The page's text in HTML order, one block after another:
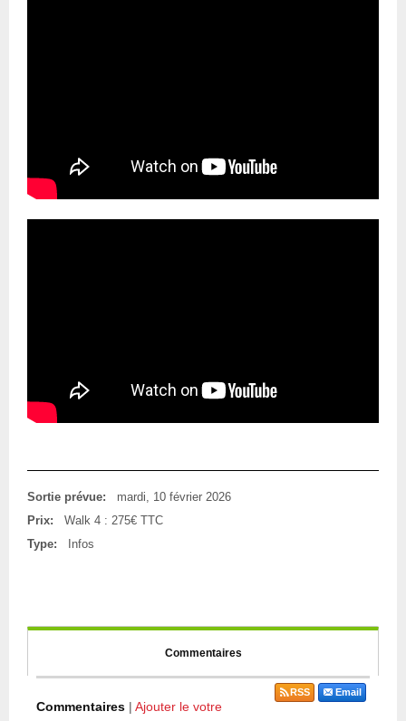
Sortie prévue:
mardi, 10 février 2026
Prix:
Walk 4 : 275€ TTC
Type:
Infos
Commentaires
Commentaires | Ajouter le votre
Email
RSS